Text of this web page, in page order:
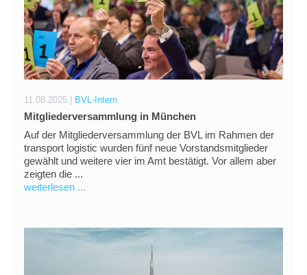
11.08.2025 | BVL-Intern
Mitgliederversammlung in München
Auf der Mitgliederversammlung der BVL im Rahmen der
transport logistic wurden fünf neue Vorstandsmitglieder
gewählt und weitere vier im Amt bestätigt. Vor allem aber
zeigten die ...
weiterlesen ...